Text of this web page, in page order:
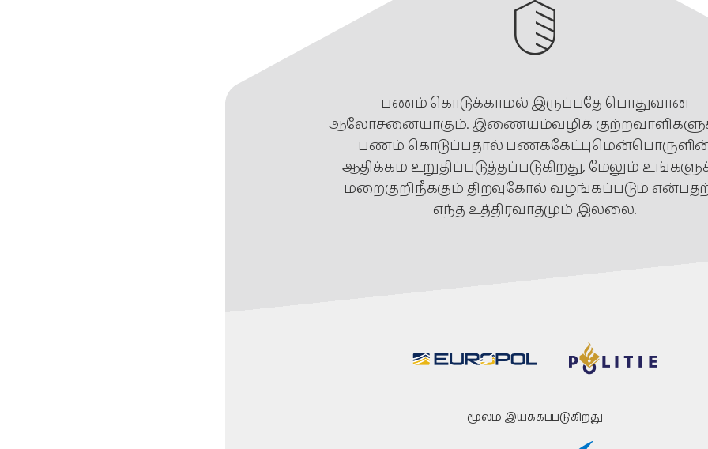
பணம் கொடுக்காமல் இருப்பதே பொதுவான
ஆலோசனையாகும். இணையம்வழிக்
பணம் கொடுப்பதால்
ஆதிக்கம் உறுதிப்படுத்தப்படுகிறது, மேலும்
மறைகுறிநீக்கும் திறவுகோல் வழங்கப்படும்
எந்த உத்திரவாதமும் இல்லை.
மூலம் இயக்கப்படுகிறது